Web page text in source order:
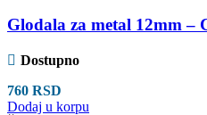
Glodala za metal 12mm –
Dostupno
760 RSD
Dodaj u korpu